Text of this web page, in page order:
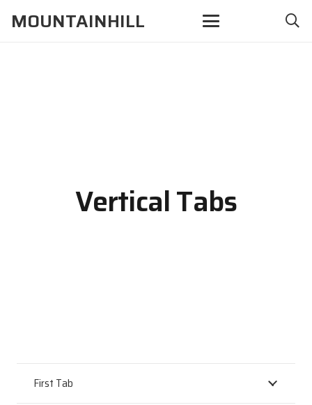
MOUNTAINHILL
Vertical Tabs
First Tab